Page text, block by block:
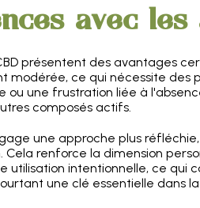
avec
présentent des avantages
modérée, ce qui nécessite des
une frustration liée à
composés actifs.
une approche plus
renforce la dimension
utilisation intentionnelle, ce
une clé essentielle dans